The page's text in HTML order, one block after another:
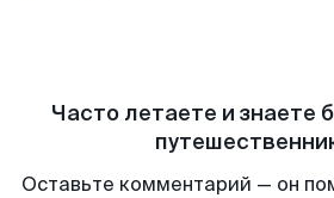
Часто летаете и знаете
Оставьте комментарий — он